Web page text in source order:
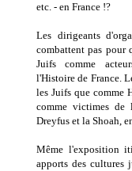
etc. - en France !?
Les dirigeants
combattent pas
Juifs comme
l'Histoire de France.
les Juifs que comme
comme victimes de
Dreyfus et la Shoah,
Même l'exposition
apports des cultures